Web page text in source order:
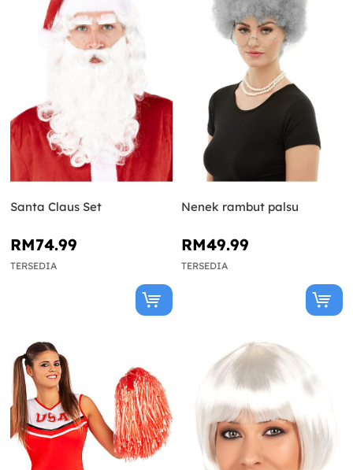
Santa Claus Set
RM74.99
TERSEDIA
Nenek rambut palsu
RM49.99
TERSEDIA